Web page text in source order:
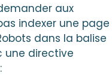
aux
indexer une page
dans la balise
une directive